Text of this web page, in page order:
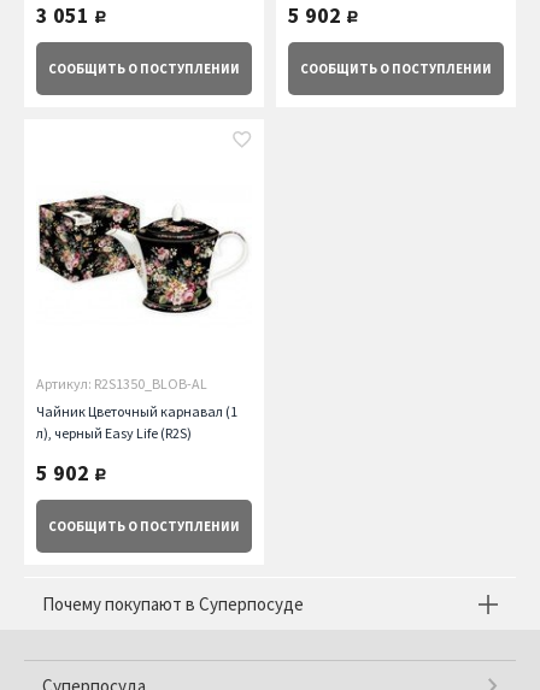
3 051 руб.
СООБЩИТЬ О ПОСТУПЛЕНИИ
5 902 руб.
СООБЩИТЬ О ПОСТУПЛЕНИИ
Артикул: R2S1350_BLOB-AL
Чайник Цветочный карнавал (1
л), черный Easy Life (R2S)
5 902 руб.
СООБЩИТЬ О ПОСТУПЛЕНИИ
Почему покупают в Суперпосуде